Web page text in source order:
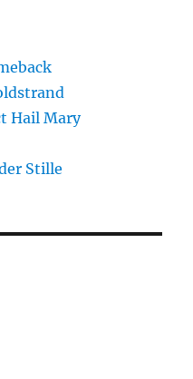
Hail Mary
Stille